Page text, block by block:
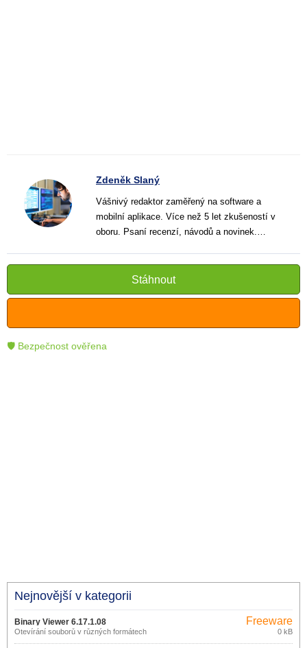
Zdeněk Slaný
Vášnivý redaktor zaměřený na software a
mobilní aplikace. Více než 5 let zkušeností v
oboru. Psaní recenzí, návodů a novinek.
pomáhají čtenářům lépe porozumět a využít
moderní technologie.
Stáhnout
🛡 Bezpečnost ověřena
Nejnovější v kategorii
Binary Viewer 6.17.1.08
Otevírání souborů v různých formátech
Freeware
0 kB